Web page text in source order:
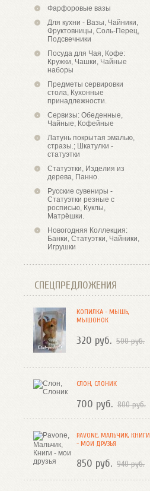
Фарфоровые вазы
Для кухни - Вазы, Чайники,
Фруктовницы, Соль-Перец,
Подсвечники
Посуда для Чая, Кофе:
Кружки, Чашки, Чайные
наборы
Предметы сервировки
стола, Кухонные
принадлежности.
Сервизы: Обеденные,
Чайные, Кофейные
Латунь покрытая эмалью,
стразы.; Шкатулки -
статуэтки
Статуэтки, Изделия из
дерева, Панно.
Русские сувениры -
Статуэтки резные с
росписью, Куклы,
Матрёшки.
Новогодняя Коллекция:
Банки, Статуэтки, Чайники,
Игрушки
СПЕЦПРЕДЛОЖЕНИЯ
КОПИЛКА - МЫШЬ,
МЫШОНОК
320 руб. 500 руб.
СЛОН, СЛОНИК
700 руб. 800 руб.
PAVONE, МАЛЬЧИК, КНИГИ
- МОИ ДРУЗЬЯ
850 руб. 940 руб.